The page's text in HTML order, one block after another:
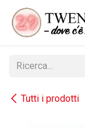
Passa al contenuto
Tutti i prodotti